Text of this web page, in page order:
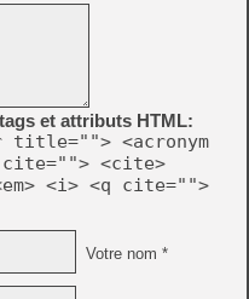
et attributs HTML:
<acronym
<cite>
<i> <q cite="">
Votre nom *